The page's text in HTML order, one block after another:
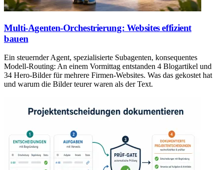
Multi-Agenten-Orchestrierung: Websites effizient
bauen
Ein steuernder Agent, spezialisierte Subagenten, konsequentes
Modell-Routing: An einem Vormittag entstanden 4 Blogartikel und
34 Hero-Bilder für mehrere Firmen-Websites. Was das gekostet hat
und warum die Bilder teurer waren als der Text.